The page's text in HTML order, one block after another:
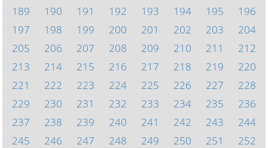
189
190 191 192 193 194 195
196
197
198 199 200 201 202 203
204
205
206 207 208 209 210 211
212
213
214 215 216 217 218 219
220
221
222 223 224 225 226 227
228
229
230 231 232 233 234 235
236
237
238 239 240 241 242 243
244
245
246 247 248 249 250 251
252